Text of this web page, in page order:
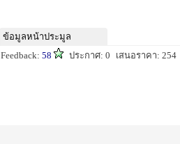
ข้อมูลหน้าประมูล
Feedback: 58 ประกาศ: 0 เสนอราคา: 254